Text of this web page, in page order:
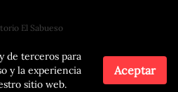
de terceros para
y la experiencia
sitio web.
Aceptar
El Sabueso